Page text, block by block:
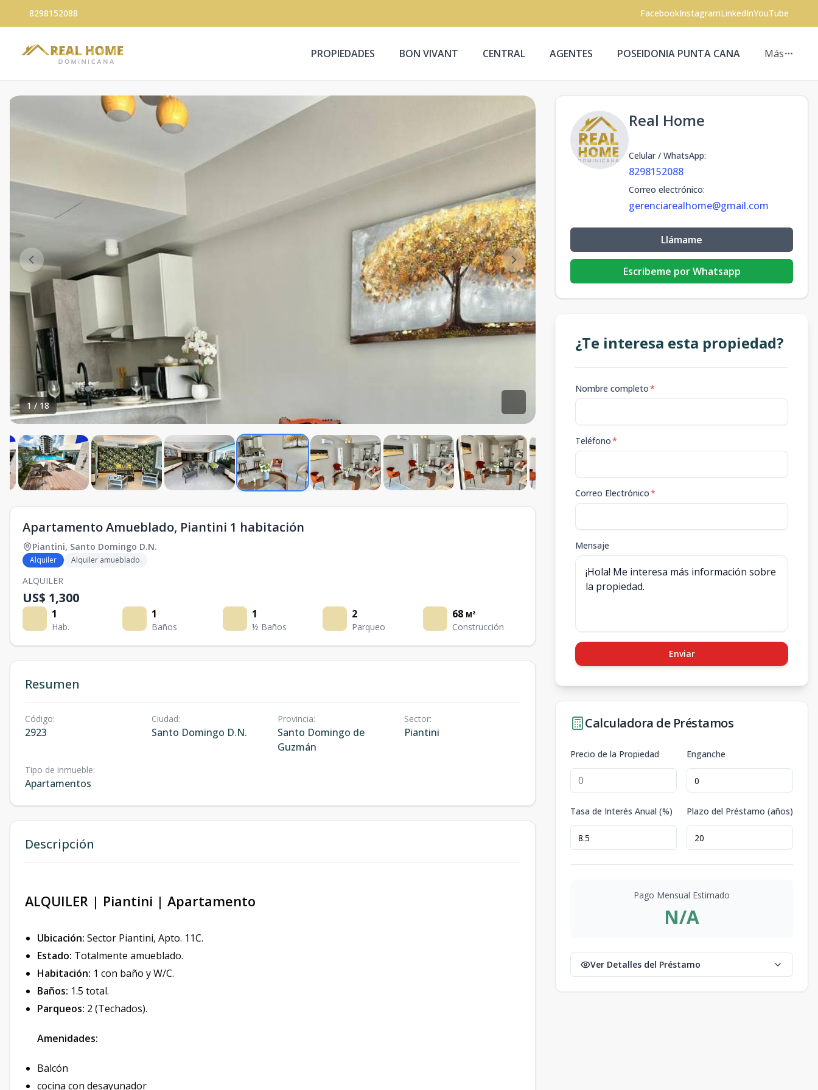
8298152088 FacebookInstagramLinkedInYouTube
PROPIEDADES BON VIVANT CENTRAL AGENTES POSEIDONIA PUNTA CANA Más
1/18
Apartamento Amueblado, Piantini 1 habitación
Piantini, Santo Domingo D.N.
Alquiler Alquiler amueblado
ALQUILER
US$ 1,300
1
Hab.
1
Baños
1
½ Baños
2
Parqueo
68 M²
Construcción
Resumen
Código:
2923
Ciudad:
Santo Domingo D.N.
Provincia:
Santo Domingo de
Guzmán
Sector:
Piantini
Tipo de inmueble:
Apartamentos
Descripción
ALQUILER | Piantini | Apartamento
Ubicación: Sector Piantini, Apto. 11C.
Estado: Totalmente amueblado.
Habitación: 1 con baño y W/C.
Baños: 1.5 total.
Parqueos: 2 (Techados).
Amenidades:
Balcón
cocina con desayunador
Real Home
Celular / WhatsApp:
8298152088
Correo electrónico:
gerenciarealhome@gmail.com
Llámame
Escribeme por Whatsapp
¿Te interesa esta propiedad?
Nombre completo*
Teléfono*
Correo Electrónico*
Mensaje
Enviar
Calculadora de Préstamos
Precio de la Propiedad Enganche
Tasa de Interés Anual (%) Plazo del Préstamo (años)
Pago Mensual Estimado
N/A
Ver Detalles del Préstamo